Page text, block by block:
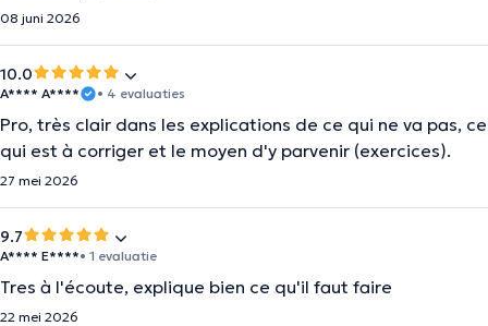
08 juni 2026
10.0
A**** A**** • 4 evaluaties
Pro, très clair dans les explications de ce qui ne va pas, ce
qui est à corriger et le moyen d'y parvenir (exercices).
27 mei 2026
9.7
A**** E****• 1 evaluatie
Tres à l'écoute, explique bien ce qu'il faut faire
22 mei 2026